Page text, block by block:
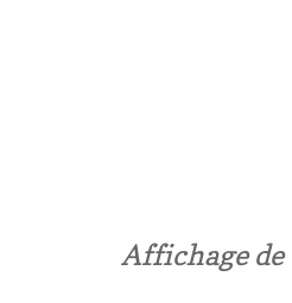
Affichage de